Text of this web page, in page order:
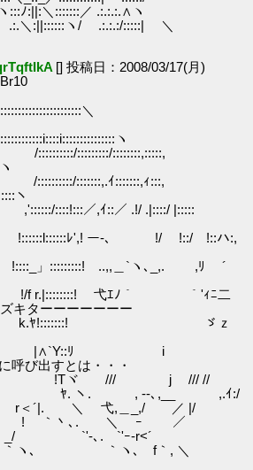
ﾉ:||:＼:::::::／ .:.:.:.∧ヽ
.:.＼:||::::::ヽ/ .:.:.:/:::::| ＼
[] 投稿日：2008/03/17(月)
＼
ヽ
::::::::,:::::,
ｲ:::::::,ｨ:::,
ヽ
,ｲ::／ .!/ .|::::/ |:::::
',! ー-､ !/ !::/ !::ハ:,
..,,＿`ヽ､_,. ,ﾘ ´
弋ｴﾉ｀ ｀'ｨﾆ二
ターーーーーーー
ゞｚ
ﾘ i
出すとは・・・
/// j /// //
, ‐-､,__ ,.ｲ:/
弋,＿_,/ ／ |/
. ＼ ｰ ／
`'ｰ-r<´
｀ヽ､ f｀, ＼